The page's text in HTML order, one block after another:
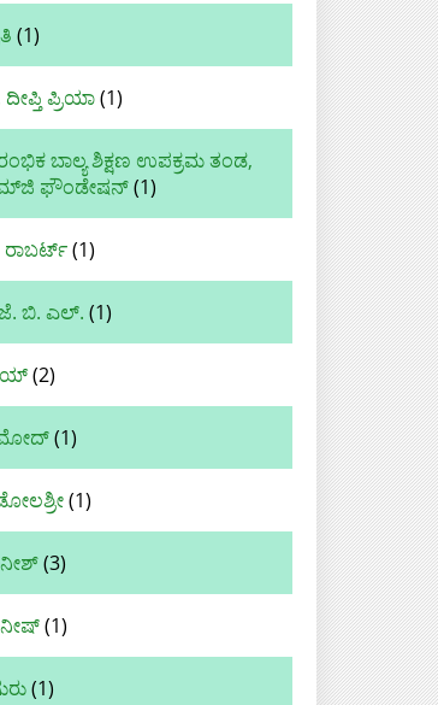
(1)
ಪ್ರಿಯಾ(1)
ಬಾಲ್ಯ ಶಿಕ್ಷಣ ಉಪಕ್ರಮ ತಂಡ,
ಫೌಂಡೇಷನ್(1)
(1)
ಬಿ. ಎಲ್. (1)
(2)
(1)
(1)
(3)
(1)
(1)